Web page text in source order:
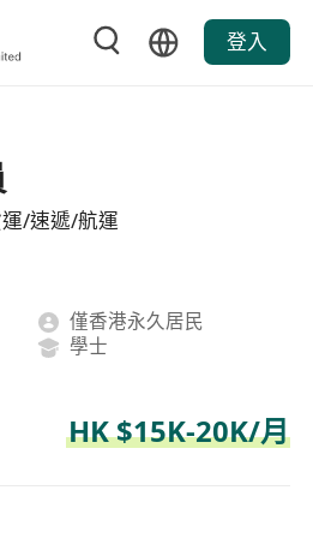
登入
/速遞/航運
僅香港永久居民
學士
HK $15K-20K/月